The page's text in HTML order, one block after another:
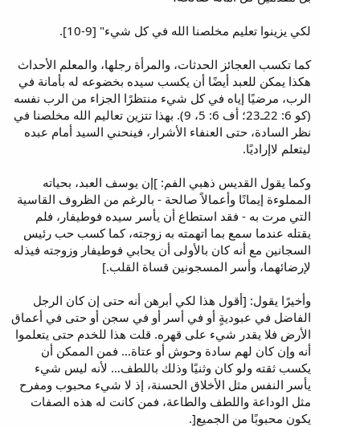
لكي يزينوا تعليم مخلصنا الله في كل شيء" [9-10].
كما تكسب العجائز الحدثات، والمرأة رجلها، والمعلم الأحداث
هكذا يمكن للعبد أيضًا أن يكسب سيده بخضوعه له بأمانة في
الرب، مرضيًا إياه في كل شيء منتظرًا الجزاء من الرب نفسه
(كو 6: 22ـ23؛ أف 6: 5، 9). بهذا تتزين تعاليم الله مخلصنا في
نظر السادة، حتى العنفاء الأشرار، فينحني السيد أمام عبده
ليتعلم لاإراديًا.
وكما يقول القديس ذهبي الفم: ]إن يوسف العبد، بحياته
المملوءة إيمانًا وأعمالاً صالحة - بالرغم من الظروف القاسية
التي مرت به - فقد استطاع أن يأسر سيده فوطيفار، فلم
يقتله عندما سمع بما اتهمته به زوجته، كما كسب حب رئيس
السجانين مع أنه كان بالأولى أن يحابي فوطيفار وزوجته فيذله
لإرضائهما، وأسر المسجونين قساة القلب.]
وأخيرًا يقول: [أقول هذا لكي أبرهن أنه حتى إن كان الرجل
الفاضل في عبوديةٍ أو في أسر أو في سجن أو حتى في أعماق
الأرض فلا يقدر شيء على قهره. قلت هذا للخدم حتى يتعلموا
أنه وإن كان لهم سادة وحوش أو عتاة… فمن الممكن أن
يكسب ثقته ولو كان وثنيًا وذلك باللطف… لأنه ليس شيء
يأسر النفس مثل الأخلاق الحسنة، إذ لا شيء محبوب ومفرح
مثل الوداعة واللطف والطاعة، فمن كانت له هذه الصفات
يكون محبوبًا من الجميع[.